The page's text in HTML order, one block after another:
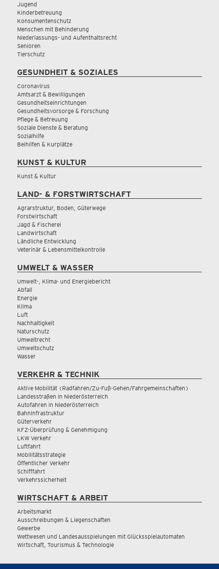
Jugend
Kinderbetreuung
Konsumentenschutz
Menschen mit Behinderung
Niederlassungs- und Aufenthaltsrecht
Senioren
Tierschutz
GESUNDHEIT & SOZIALES
Coronavirus
Amtsarzt & Bewilligungen
Gesundheitseinrichtungen
Gesundheitsvorsorge & Forschung
Pflege & Betreuung
Soziale Dienste & Beratung
Sozialhilfe
Beihilfen & Kurplätze
KUNST & KULTUR
Kunst & Kultur
LAND- & FORSTWIRTSCHAFT
Agrarstruktur, Boden, Güterwege
Forstwirtschaft
Jagd & Fischerei
Landwirtschaft
Ländliche Entwicklung
Veterinär & Lebensmittelkontrolle
UMWELT & WASSER
Umwelt-, Klima- und Energiebericht
Abfall
Energie
Klima
Luft
Nachhaltigkeit
Naturschutz
Umweltrecht
Umweltschutz
Wasser
VERKEHR & TECHNIK
Aktive Mobilität (Radfahren/Zu-Fuß-Gehen/Fahrgemeinschaften)
Landesstraßen in Niederösterreich
Autofahren in Niederösterreich
Bahninfrastruktur
Güterverkehr
KFZ-Überprüfung & Genehmigung
LKW Verkehr
Luftfahrt
Mobilitätsstrategie
Öffentlicher Verkehr
Schifffahrt
Verkehrssicherheit
WIRTSCHAFT & ARBEIT
Arbeitsmarkt
Ausschreibungen & Liegenschaften
Gewerbe
Wettwesen und Landesausspielungen mit Glücksspielautomaten
Wirtschaft, Tourismus & Technologie